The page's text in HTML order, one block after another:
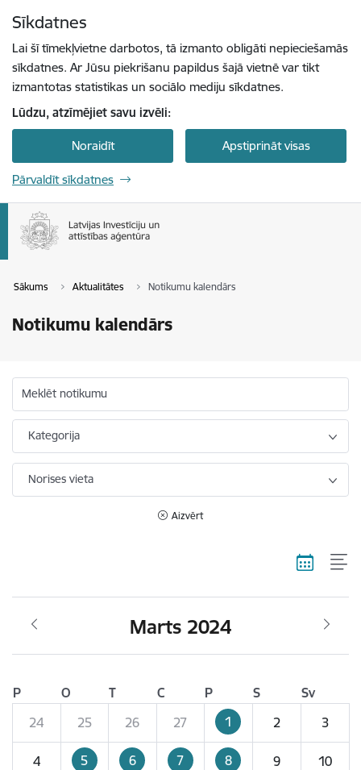
Sīkdatnes
Lai šī tīmekļvietne darbotos, tā izmanto obligāti nepieciešamās
sīkdatnes. Ar Jūsu piekrišanu papildus šajā vietnē var tikt
izmantotas statistikas un sociālo mediju sīkdatnes.
Lūdzu, atzīmējiet savu izvēli:
Noraidīt Apstiprināt visas
Pārvaldīt sīkdatnes
Sākums Aktualitātes Notikumu kalendārs
Notikumu kalendārs
Meklēt notikumu
Kategorija
Norises vieta
Aizvērt
Marts 2024
P O T C P S
Sv
24
25 26 27 1 2 3
4 5 6 7 8 9 10